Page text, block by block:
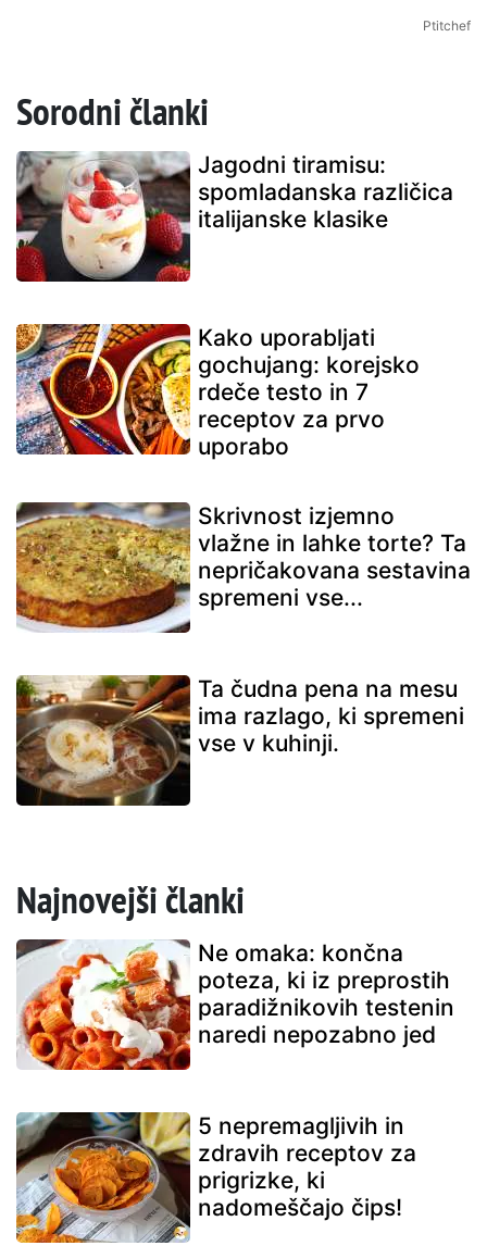
Ptitchef
Sorodni članki
Jagodni tiramisu:
spomladanska različica
italijanske klasike
Kako uporabljati
gochujang: korejsko
rdeče testo in 7
receptov za prvo
uporabo
Skrivnost izjemno
vlažne in lahke torte? Ta
nepričakovana sestavina
spremeni vse...
Ta čudna pena na mesu
ima razlago, ki spremeni
vse v kuhinji.
Najnovejši članki
Ne omaka: končna
poteza, ki iz preprostih
paradižnikovih testenin
naredi nepozabno jed
5 nepremagljivih in
zdravih receptov za
prigrizke, ki
nadomeščajo čips!